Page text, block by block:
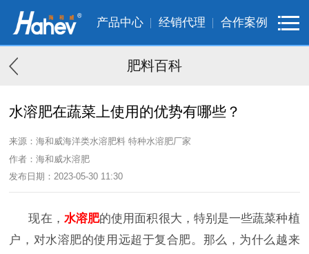
产品中心 经销代理 合作案例
肥料百科
水溶肥在蔬菜上使用的优势有哪些？
来源：海和威海洋类水溶肥料 特种水溶肥厂家
作者：海和威水溶肥
发布日期：2023-05-30 11:30
现在， 水溶肥的使用面积很大，特别是一些蔬菜种植
户，对水溶肥的使用远超于复合肥。那么，为什么越来